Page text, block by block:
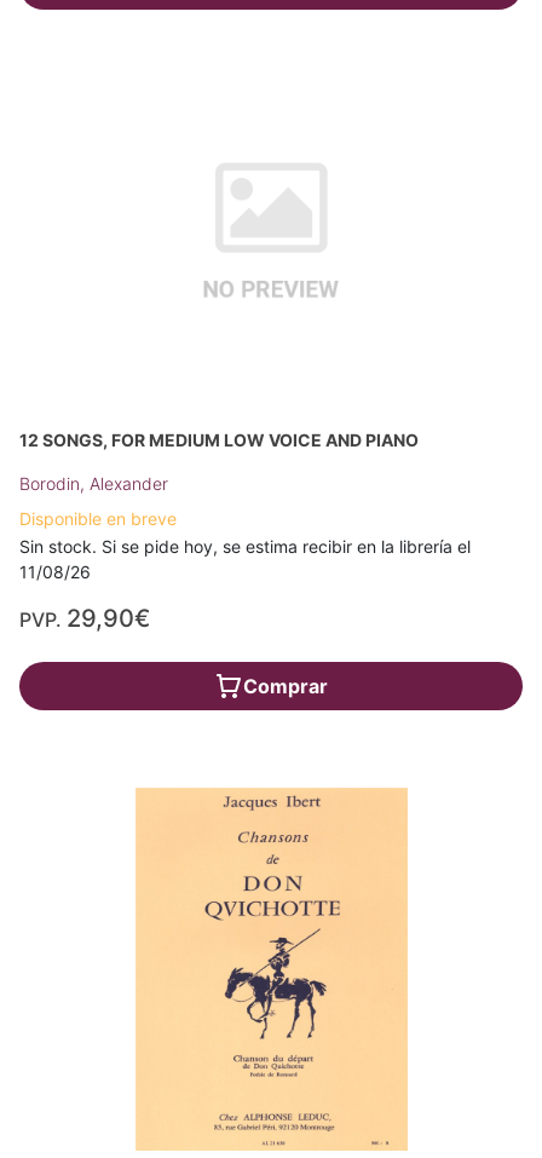
12 SONGS, FOR MEDIUM LOW VOICE AND PIANO
Borodin, Alexander
Disponible en breve
Sin stock. Si se pide hoy, se estima recibir en la librería el
11/08/26
PVP. 29,90€
Comprar